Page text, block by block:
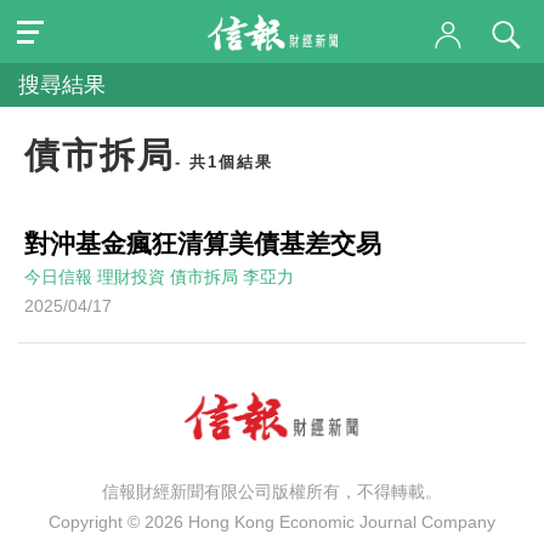
搜尋結果
債市拆局 - 共1個結果
對沖基金瘋狂清算美債基差交易
今日信報 理財投資 債市拆局 李亞力
2025/04/17
信報財經新聞有限公司版權所有，不得轉載。
Copyright © 2026 Hong Kong Economic Journal Company